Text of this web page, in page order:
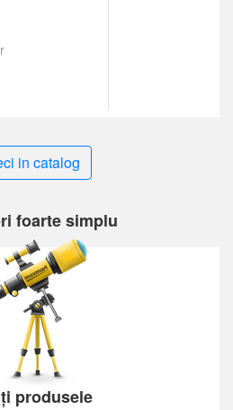
in catalog
foarte simplu
produsele